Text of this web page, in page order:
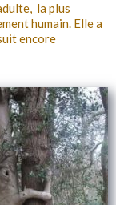
la plus
humain. Elle a
encore